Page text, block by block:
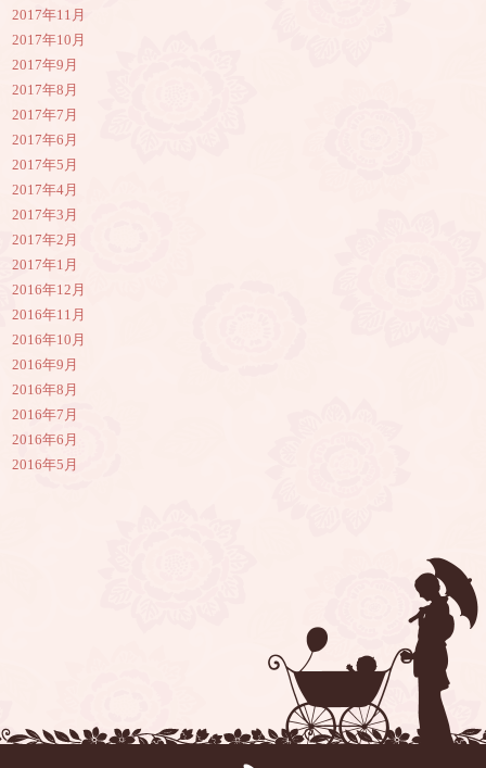
2017年11月
2017年10月
2017年9月
2017年8月
2017年7月
2017年6月
2017年5月
2017年4月
2017年3月
2017年2月
2017年1月
2016年12月
2016年11月
2016年10月
2016年9月
2016年8月
2016年7月
2016年6月
2016年5月